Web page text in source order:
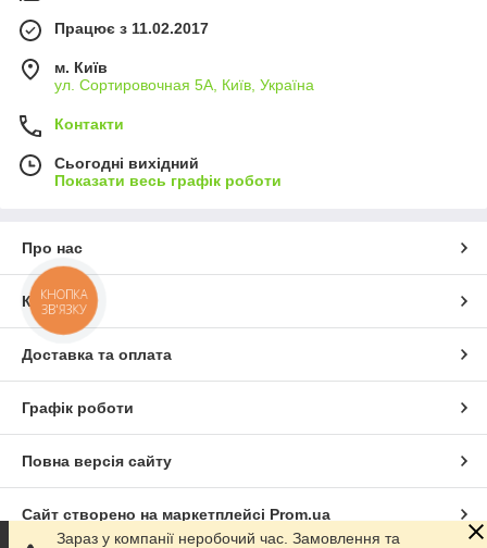
Працює з 11.02.2017
м. Київ
ул. Сортировочная 5А, Київ, Україна
Контакти
Сьогодні вихідний
Показати весь графік роботи
Про нас
Контакти
Доставка та оплата
Графік роботи
Повна версія сайту
Сайт створено на маркетплейсі Prom.ua
Зараз у компанії неробочий час. Замовлення та
КНОПКА
ЗВ'ЯЗКУ